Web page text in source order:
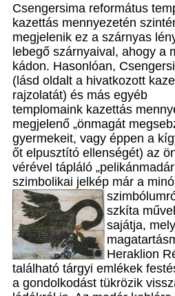
Csengersima református
kazettás mennyezetén
megjelenik ez a szárnyas
lebegő szárnyaival, ahogy a
kádon. Hasonlóan,
(lásd oldalt a hivatkozott
rajzolatát) és más egyéb
templomaink kazettás
megjelenő „önmagát
gyermekeit, vagy éppen a
őt elpusztító ellenségét) az
vérével tápláló
szimbolikai jelkép már a
szkíta
sajátja,
Heraklion
található tárgyi emlékek
a gondolkodást tükrözik